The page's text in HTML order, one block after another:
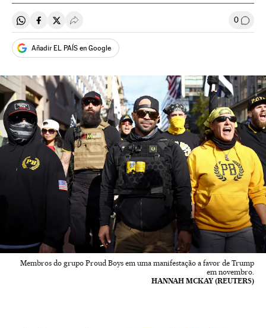
Compartir en Whatsapp
Compartir en Facebook
Compartir en Twitter
Desplegar Redes Sociales 0
Añadir EL PAÍS en Google
Membros do grupo Proud Boys em uma manifestação a favor de Trump
em novembro.
HANNAH MCKAY (REUTERS)